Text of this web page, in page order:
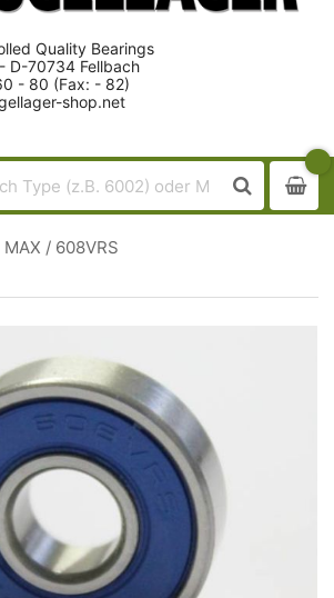
Quality Bearings
D-70734 Fellbach
- 80 (Fax: - 82)
shop.net
/ 608VRS